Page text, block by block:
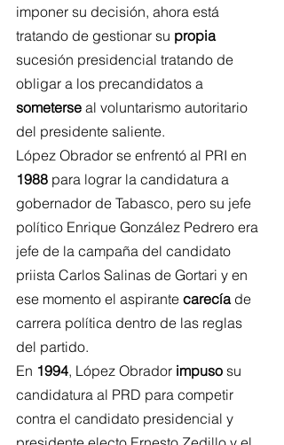
imponer su decisión, ahora está
tratando de gestionar su propia
sucesión presidencial tratando de
obligar a los precandidatos a
someterse al voluntarismo autoritario
del presidente saliente.
López Obrador se enfrentó al PRI en
1988 para lograr la candidatura a
gobernador de Tabasco, pero su jefe
político Enrique González Pedrero era
jefe de la campaña del candidato
priista Carlos Salinas de Gortari y en
ese momento el aspirante carecía de
carrera política dentro de las reglas
del partido.
En 1994, López Obrador impuso su
candidatura al PRD para competir
contra el candidato presidencial y